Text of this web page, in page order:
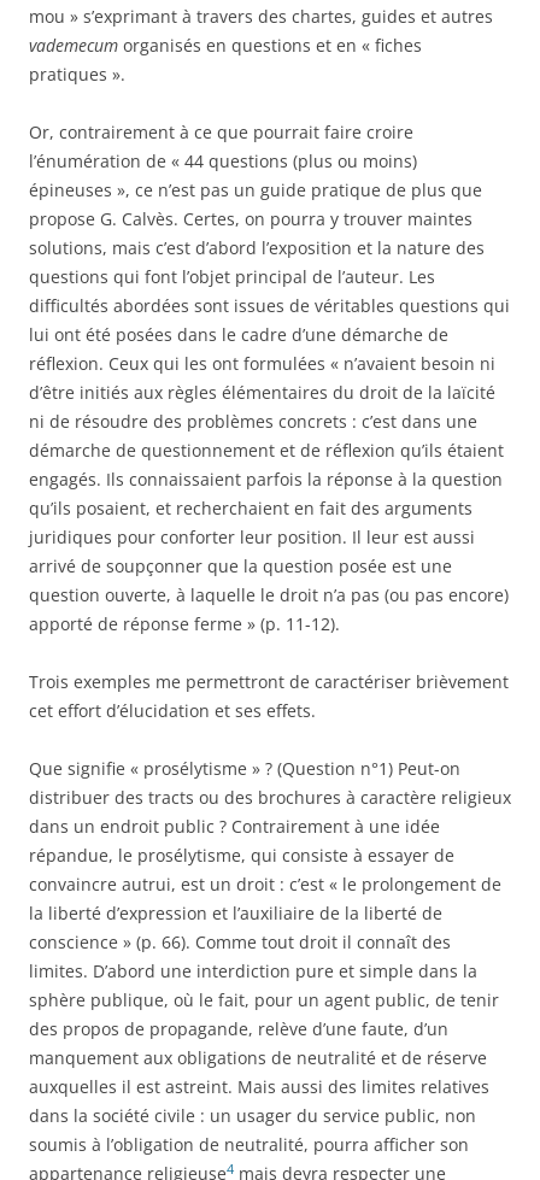
mou » s’exprimant à travers des chartes, guides et autres
vademecum organisés en questions et en « fiches
pratiques ».
Or, contrairement à ce que pourrait faire croire
l’énumération de « 44 questions (plus ou moins)
épineuses », ce n’est pas un guide pratique de plus que
propose G. Calvès. Certes, on pourra y trouver maintes
solutions, mais c’est d’abord l’exposition et la nature des
questions qui font l’objet principal de l’auteur. Les
difficultés abordées sont issues de véritables questions qui
lui ont été posées dans le cadre d’une démarche de
réflexion. Ceux qui les ont formulées « n’avaient besoin ni
d’être initiés aux règles élémentaires du droit de la laïcité
ni de résoudre des problèmes concrets : c’est dans une
démarche de questionnement et de réflexion qu’ils étaient
engagés. Ils connaissaient parfois la réponse à la question
qu’ils posaient, et recherchaient en fait des arguments
juridiques pour conforter leur position. Il leur est aussi
arrivé de soupçonner que la question posée est une
question ouverte, à laquelle le droit n’a pas (ou pas encore)
apporté de réponse ferme » (p. 11-12).
Trois exemples me permettront de caractériser brièvement
cet effort d’élucidation et ses effets.
Que signifie « prosélytisme » ? (Question n°1) Peut-on
distribuer des tracts ou des brochures à caractère religieux
dans un endroit public ? Contrairement à une idée
répandue, le prosélytisme, qui consiste à essayer de
convaincre autrui, est un droit : c’est « le prolongement de
la liberté d’expression et l’auxiliaire de la liberté de
conscience » (p. 66). Comme tout droit il connaît des
limites. D’abord une interdiction pure et simple dans la
sphère publique, où le fait, pour un agent public, de tenir
des propos de propagande, relève d’une faute, d’un
manquement aux obligations de neutralité et de réserve
auxquelles il est astreint. Mais aussi des limites relatives
dans la société civile : un usager du service public, non
soumis à l’obligation de neutralité, pourra afficher son
appartenance religieuse4 mais devra respecter une